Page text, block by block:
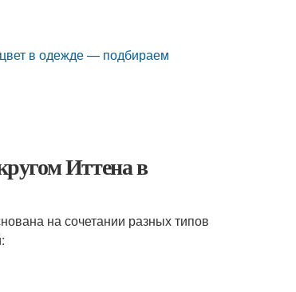
в одежде — подбираем
Иттена в
на сочетании разных типов